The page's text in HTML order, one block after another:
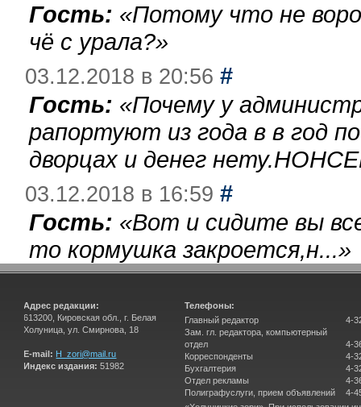
Гость: «Потому что не
чё с урала?»
03.12.2018 в 20:56 #
Гость: «Почему у
рапортуют из года в в год
дворцах и денег
03.12.2018 в 16:59 #
Гость: «Вот и сидите вы
то кормушка закроется,н...»
Адрес редакции:
613200, Кировская обл., г. Белая
Холуница, ул. Смирнова, 18
E-mail: H_zori@mail.ru
Индекс издания: 51982
Телефоны:
Главный редактор
Зам. гл. редактора, компьютерный
отдел
Корреспонденты
Бухгалтерия
Отдел рекламы
Полиграфуслуги, прием объявлений
4-
4-
4-
4-
4-
4-